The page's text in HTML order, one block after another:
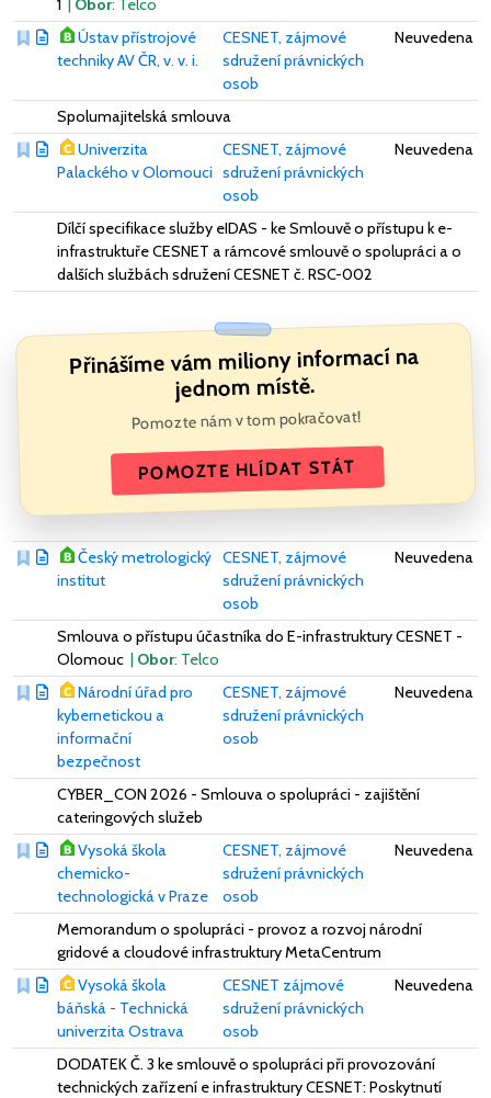
1 Obor: Telco
Ústav přístrojové
techniky AV ČR, v. v. i.
CESNET, zájmové
sdružení právnických
osob
Neuvedena
Spolumajitelská smlouva
Univerzita
Palackého v Olomouci
CESNET, zájmové
sdružení právnických
osob
Neuvedena
Dílčí specifikace služby eIDAS - ke Smlouvě o přístupu k e-
infrastruktuře CESNET a rámcové smlouvě o spolupráci a o
dalších službách sdružení CESNET č. RSC-002
Přinášíme vám miliony informací na
jednom místě.
Pomozte nám v tom pokračovat!
POMOZTE HLÍDAT STÁT
Český metrologický
institut
CESNET, zájmové
sdružení právnických
osob
Neuvedena
Smlouva o přístupu účastníka do E-infrastruktury CESNET -
Olomouc | Obor: Telco
Národní úřad pro
kybernetickou a
informační
bezpečnost
CESNET, zájmové
sdružení právnických
osob
Neuvedena
CYBER_CON 2026 - Smlouva o spolupráci - zajištění
cateringových služeb
Vysoká škola
chemicko-
technologická v Praze
CESNET, zájmové
sdružení právnických
osob
Neuvedena
Memorandum o spolupráci - provoz a rozvoj národní
gridové a cloudové infrastruktury MetaCentrum
Vysoká škola
báňská - Technická
univerzita Ostrava
CESNET zájmové
sdružení právnických
osob
Neuvedena
DODATEK Č. 3 ke smlouvě o spolupráci při provozování
technických zařízení e infrastruktury CESNET: Poskytnutí